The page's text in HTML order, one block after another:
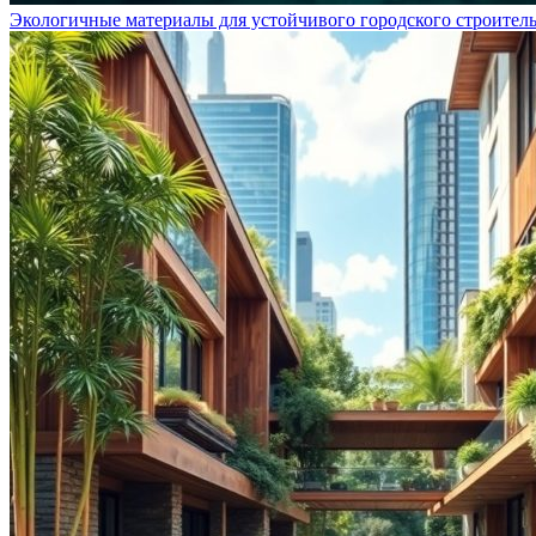
Экологичные материалы для устойчивого городского